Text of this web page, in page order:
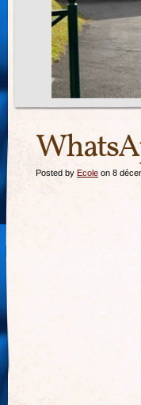
Posted by Ecole on 8